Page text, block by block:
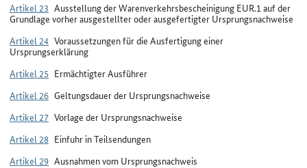
Artikel 23 Ausstellung der Warenverkehrsbescheinigung EUR.1 auf der
Grundlage vorher ausgestellter oder ausgefertigter Ursprungsnachweise
Artikel 24 Voraussetzungen für die Ausfertigung einer
Ursprungserklärung
Artikel 25 Ermächtigter Ausführer
Artikel 26 Geltungsdauer der Ursprungsnachweise
Artikel 27 Vorlage der Ursprungsnachweise
Artikel 28 Einfuhr in Teilsendungen
Artikel 29 Ausnahmen vom Ursprungsnachweis